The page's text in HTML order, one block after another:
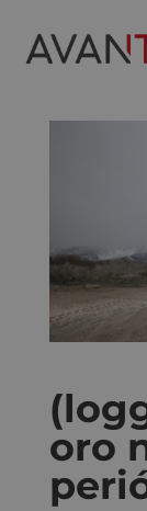
oro